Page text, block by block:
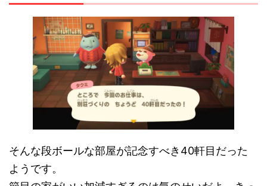
そんな段ボールな部屋が記念すべき40軒目だった
ようです。